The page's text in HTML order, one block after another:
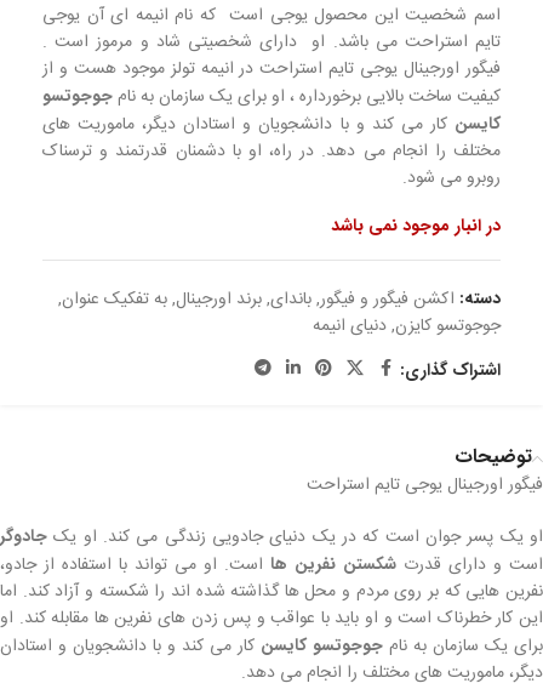
اسم شخصیت این محصول یوجی است که نام انیمه ای آن یوجی
تایم استراحت می باشد. او دارای شخصیتی شاد و مرموز است .
فیگور اورجینال یوجی تایم استراحت در انیمه تولز موجود هست و از
کیفیت ساخت بالایی برخورداره ، او برای یک سازمان به نامجوجوتسو
کایسن کار می کند و با دانشجویان و استادان دیگر، ماموریت های
مختلف را انجام می دهد. در راه، او با دشمنان قدرتمند و ترسناک
روبرو می شود.
در انبار موجود نمی باشد
دسته: اکشن فیگور و فیگور,باندای,برند اورجینال,به تفکیک عنوان,
جوجوتسو کایزن,دنیای انیمه
اشتراک گذاری:
توضیحات
فیگور اورجینال یوجی تایم استراحت
او یک پسر جوان است که در یک دنیای جادویی زندگی می کند. او یک جادوگر
است و دارای قدرت شکستن نفرین ها است. او می تواند با استفاده از جادو،
نفرین هایی که بر روی مردم و محل ها گذاشته شده اند را شکسته و آزاد کند. اما
این کار خطرناک است و او باید با عواقب و پس زدن های نفرین ها مقابله کند. او
برای یک سازمان به نام جوجوتسو کایسن کار می کند و با دانشجویان و استادان
دیگر، ماموریت های مختلف را انجام می دهد.